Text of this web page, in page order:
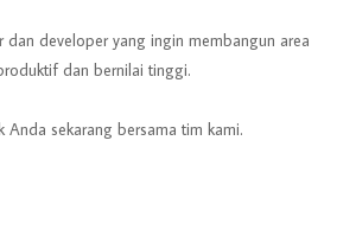
dan developer yang ingin membangun area
dan bernilai tinggi.
Anda sekarang bersama tim kami.